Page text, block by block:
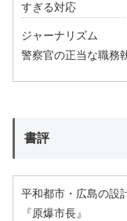
すぎる対応
ジャーナリズム
警察官の正当な職務
書評
平和都市・広島の設
『原爆市長』